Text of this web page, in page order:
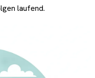
laufend.